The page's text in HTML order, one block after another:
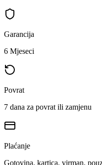
Garancija
6 Mjeseci
Povrat
7 dana za povrat ili zamjenu
Plaćanje
Gotovina, kartica, virman,